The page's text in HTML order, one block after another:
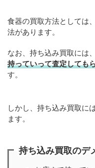
食器の買取方法としては
法があります。
なお、持ち込み買取には
持っていって査定しても
す。
しかし、持ち込み買取に
ます。
持ち込み買取のデ